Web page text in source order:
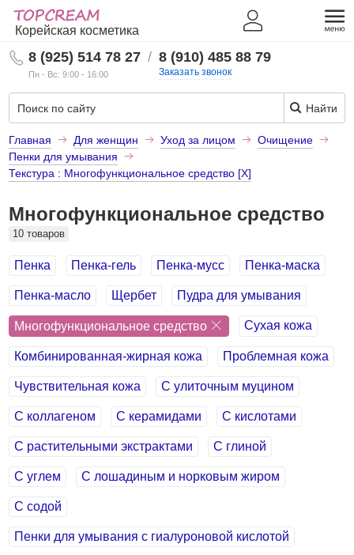
Корейская косметика
8 (925) 514 78 27
Пн - Вс: 9:00 - 16:00
/ 8 (910) 485 88 79
Заказать звонок
Найти
Главная Для женщин Уход за лицом
Очищение
Пенки для умывания
Текстура : Многофункциональное средство [X]
Многофункциональное средство
10 товаров
Пенка Пенка-гель Пенка-мусс Пенка-маска
Пенка-масло Щербет Пудра для умывания
Многофункциональное средство Сухая кожа
Комбинированная-жирная кожа Проблемная кожа
Чувствительная кожа С улиточным муцином
С коллагеном С керамидами С кислотами
С растительными экстрактами С глиной
С углем С лошадиным и норковым жиром
С содой
Пенки для умывания с гиалуроновой кислотой